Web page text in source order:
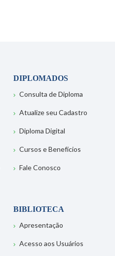
DIPLOMADOS
Consulta de Diploma
Atualize seu Cadastro
Diploma Digital
Cursos e Benefícios
Fale Conosco
BIBLIOTECA
Apresentação
Acesso aos Usuários